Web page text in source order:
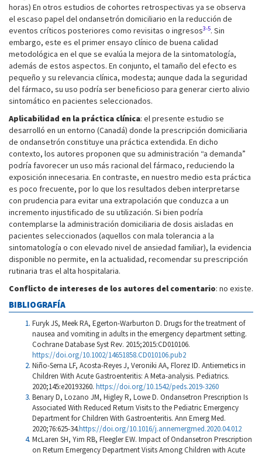
horas) En otros estudios de cohortes retrospectivas ya se observa
el escaso papel del ondansetrón domiciliario en la reducción de
eventos críticos posteriores como revisitas o ingresos3-5. Sin
embargo, este es el primer ensayo clínico de buena calidad
metodológica en el que se evalúa la mejora de la sintomatología,
además de estos aspectos. En conjunto, el tamaño del efecto es
pequeño y su relevancia clínica, modesta; aunque dada la seguridad
del fármaco, su uso podría ser beneficioso para generar cierto alivio
sintomático en pacientes seleccionados.
Aplicabilidad en la práctica clínica: el presente estudio se
desarrolló en un entorno (Canadá) donde la prescripción domiciliaria
de ondansetrón constituye una práctica extendida. En dicho
contexto, los autores proponen que su administración “a demanda”
podría favorecer un uso más racional del fármaco, reduciendo la
exposición innecesaria. En contraste, en nuestro medio esta práctica
es poco frecuente, por lo que los resultados deben interpretarse
con prudencia para evitar una extrapolación que conduzca a un
incremento injustificado de su utilización. Si bien podría
contemplarse la administración domiciliaria de dosis aisladas en
pacientes seleccionados (aquellos con mala tolerancia a la
sintomatología o con elevado nivel de ansiedad familiar), la evidencia
disponible no permite, en la actualidad, recomendar su prescripción
rutinaria tras el alta hospitalaria.
Conflicto de intereses de los autores del comentario: no existe.
BIBLIOGRAFÍA
Furyk JS, Meek RA, Egerton-Warburton D. Drugs for the treatment of
nausea and vomiting in adults in the emergency department setting.
Cochrane Database Syst Rev. 2015;2015:CD010106.
https://doi.org/10.1002/14651858.CD010106.pub2
Niño-Serna LF, Acosta-Reyes J, Veroniki AA, Florez ID. Antiemetics in
Children With Acute Gastroenteritis: A Meta-analysis. Pediatrics.
2020;145:e20193260. https://doi.org/10.1542/peds.2019-3260
Benary D, Lozano JM, Higley R, Lowe D. Ondansetron Prescription Is
Associated With Reduced Return Visits to the Pediatric Emergency
Department for Children With Gastroenteritis. Ann Emerg Med.
2020;76:625-34.https://doi.org/10.1016/j.annemergmed.2020.04.012
McLaren SH, Yim RB, Fleegler EW. Impact of Ondansetron Prescription
on Return Emergency Department Visits Among Children with Acute